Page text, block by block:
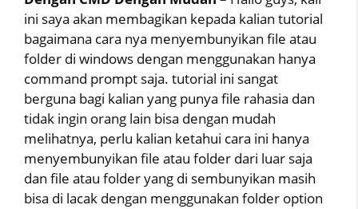
ini saya akan membagikan kepada kalian tutorial
bagaimana cara nya menyembunyikan file atau
folder di windows dengan menggunakan hanya
command prompt saja. tutorial ini sangat
berguna bagi kalian yang punya file rahasia dan
tidak ingin orang lain bisa dengan mudah
melihatnya, perlu kalian ketahui cara ini hanya
menyembunyikan file atau folder dari luar saja
dan file atau folder yang di sembunyikan masih
bisa di lacak dengan menggunakan folder option